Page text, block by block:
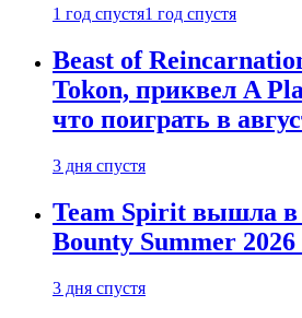
1 год спустя1 год спустя
Beast of
Tokon, приквел A
что поиграть в
3 дня спустя
Team Spirit вышла
Bounty Summer 2026
3 дня спустя